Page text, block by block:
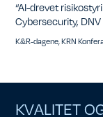
“AI-drevet
Cybersecurity, DNV
K&R-dagene,KRN
KVALITET